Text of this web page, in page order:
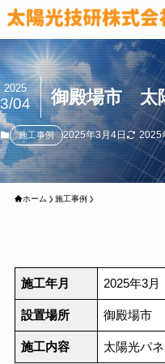
御殿場市 太
2025
3/04
施工事例 2025年3月4日 2025
ホーム 施工事例
施工年月 2025年3月
設置場所 御殿場市
施工内容 太陽光パ